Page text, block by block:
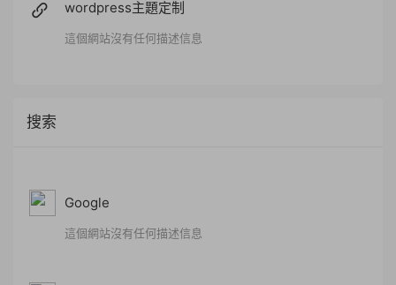
wordpress主題定制
這個網站沒有任何描述信息
搜索
Google
這個網站沒有任何描述信息